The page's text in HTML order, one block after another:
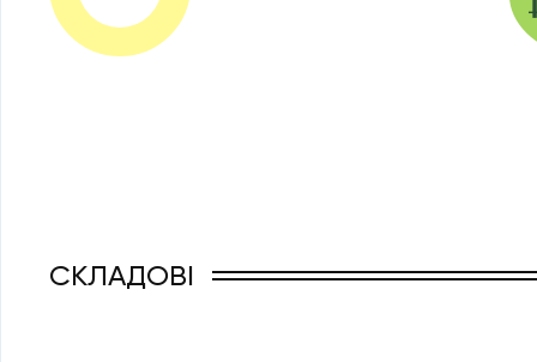
СКЛАДОВІ